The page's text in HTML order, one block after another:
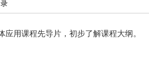
应用课程先导片，初步了解课程大纲。